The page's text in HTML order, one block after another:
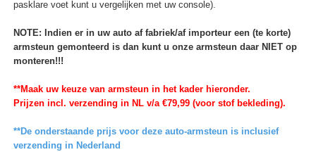
pasklare voet kunt u vergelijken met uw console).
NOTE: Indien er in uw auto af fabriek/af importeur een (te korte)
armsteun gemonteerd is dan kunt u onze armsteun daar NIET op
monteren!!!
**Maak uw keuze van armsteun in het kader hieronder.
Prijzen incl. verzending in NL v/a €79,99 (voor stof bekleding).
**De onderstaande prijs voor deze auto-armsteun is inclusief
verzending in Nederland